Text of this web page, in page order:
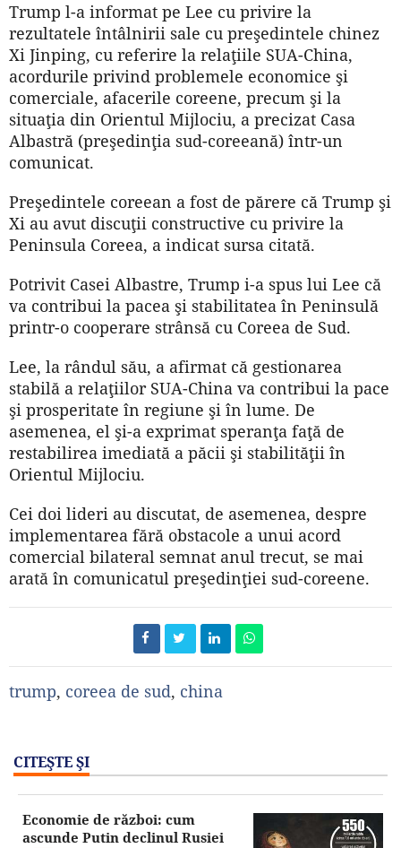
Trump l-a informat pe Lee cu privire la
rezultatele întâlnirii sale cu preşedintele chinez
Xi Jinping, cu referire la relaţiile SUA-China,
acordurile privind problemele economice şi
comerciale, afacerile coreene, precum şi la
situaţia din Orientul Mijlociu, a precizat Casa
Albastră (preşedinţia sud-coreeană) într-un
comunicat.
Preşedintele coreean a fost de părere că Trump şi
Xi au avut discuţii constructive cu privire la
Peninsula Coreea, a indicat sursa citată.
Potrivit Casei Albastre, Trump i-a spus lui Lee că
va contribui la pacea şi stabilitatea în Peninsulă
printr-o cooperare strânsă cu Coreea de Sud.
Lee, la rândul său, a afirmat că gestionarea
stabilă a relaţiilor SUA-China va contribui la pace
şi prosperitate în regiune şi în lume. De
asemenea, el şi-a exprimat speranţa faţă de
restabilirea imediată a păcii şi stabilităţii în
Orientul Mijlociu.
Cei doi lideri au discutat, de asemenea, despre
implementarea fără obstacole a unui acord
comercial bilateral semnat anul trecut, se mai
arată în comunicatul preşedinţiei sud-coreene.
trump, coreea de sud, china
CITEŞTE ŞI
Economie de război: cum
ascunde Putin declinul Rusiei